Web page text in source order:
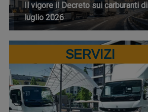
Il vigore il Decreto sui carburanti di
luglio 2026
SERVIZI